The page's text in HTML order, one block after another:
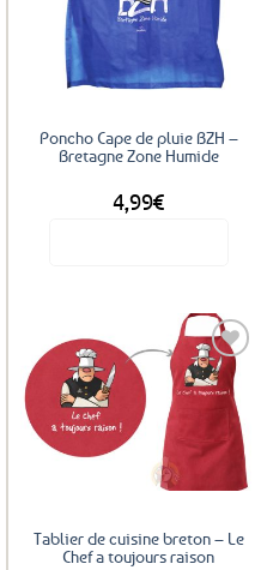
Ajouter
aux
favoris
Poncho Cape de pluie BZH –
Bretagne Zone Humide
4,99€
Ajouter
aux
favoris
Tablier de cuisine breton – Le
Chef a toujours raison